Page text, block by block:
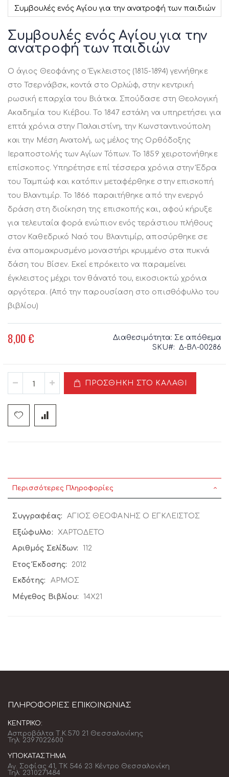
Συμβουλές ενός Αγίου για την ανατροφή των παιδιών
στην
αρχή
της
εικόνων
Συμβουλές ενός Αγίου για την
ανατροφή των παιδιών
O άγιος Θεοφάνης o Έγκλειστος (1815-1894) γεννήθηκε
στο Τσερνάβσκ, κοντά στο Ορλώφ, στην κεντρική
ρωσική επαρχία του Βιάτκα. Σπούδασε στη Θεολογική
Ακαδημία του Κιέβου. Το 1847 εστάλη να υπηρετήσει για
επτά χρόνια στην Παλαιστίνη, την Κωνσταντινούπολη
και την Μέση Ανατολή, ως μέλος της Ορθόδοξης
Ιεραποστολής των Αγίων Τόπων. Το 1859 χειροτονήθηκε
επίσκοπος. Υπηρέτησε επί τέσσερα χρόνια στην Έδρα
του Ταμπώφ και κατόπιν μεταφέρθηκε στην επισκοπή
του Βλαντιμίρ. Το 1866 παραιτήθηκε από την ενεργό
δράση στη διοίκηση της επισκοπής και, αφού κήρυξε
για τελευταία φορά ενώπιον ενός τεράστιου πλήθους
στον Καθεδρικό Ναό του Βλαντιμίρ, αποσύρθηκε σε
ένα απομακρυσμένο μοναστήρι κρυμμένο στα πυκνά
δάση του Βίσεν. Εκεί επρόκειτο να παραμείνει
έγκλειστος μέχρι τον θάνατό του, εικοσιοκτώ χρόνια
αργότερα. (Από την παρουσίαση στο οπισθόφυλλο του
βιβλίου)
8,00 € Διαθεσιμότητα: Σε απόθεμα
SKU
Δ-ΒΛ-00286
ΠΡΟΣΘΉΚΗ ΣΤΟ ΚΑΛΆΘΙ
Περισσότερες Πληροφορίες
Περισσότερες
Πληροφορίες
ΑΓΙΟΣ ΘΕΟΦΑΝΗΣ Ο ΕΓΚΛΕΙΣΤΟΣ
ΧΑΡΤΟΔΕΤΟ
112
2012
ΑΡΜΟΣ
14X21
ΠΛΗΡΟΦΟΡΊΕΣ ΕΠΙΚΟΙΝΩΝΊΑΣ
ΚΕΝΤΡΙΚΌ:
Ασπροβάλτα Τ.Κ.570 21 Θεσσαλονίκης
Τηλ: 2397022600
ΥΠΟΚΑΤΆΣΤΗΜΑ
Αγ. Σοφίας 41, ΤΚ 546 23 Κέντρο Θεσσαλονίκη
Τηλ: 2310271484